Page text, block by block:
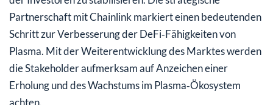
Partnerschaft mit Chainlink markiert einen bedeutenden
Schritt zur Verbesserung der DeFi‑Fähigkeiten von
Plasma. Mit der Weiterentwicklung des Marktes werden
die Stakeholder aufmerksam auf Anzeichen einer
Erholung und des Wachstums im Plasma‑Ökosystem
achten.